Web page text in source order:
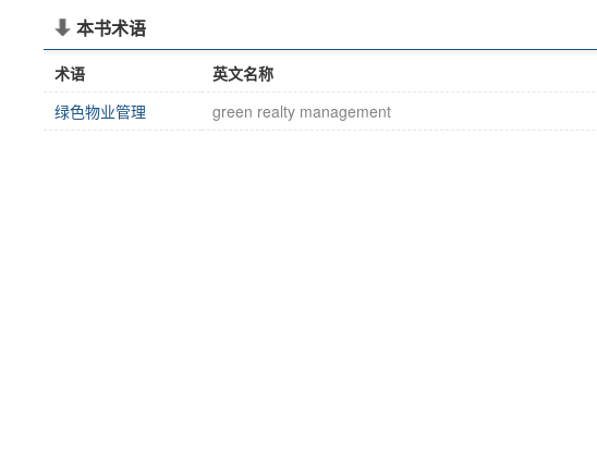
本书术语
术语 英文名称
绿色物业管理
green realty management